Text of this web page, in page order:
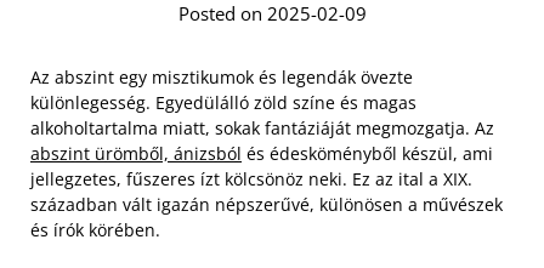
Posted on 2025-02-09
Az abszint egy misztikumok és legendák övezte
különlegesség. Egyedülálló zöld színe és magas
alkoholtartalma miatt, sokak fantáziáját megmozgatja. Az
abszint ürömből, ánizsból és édesköményből készül, ami
jellegzetes, fűszeres ízt kölcsönöz neki. Ez az ital a XIX.
században vált igazán népszerűvé, különösen a művészek
és írók körében.